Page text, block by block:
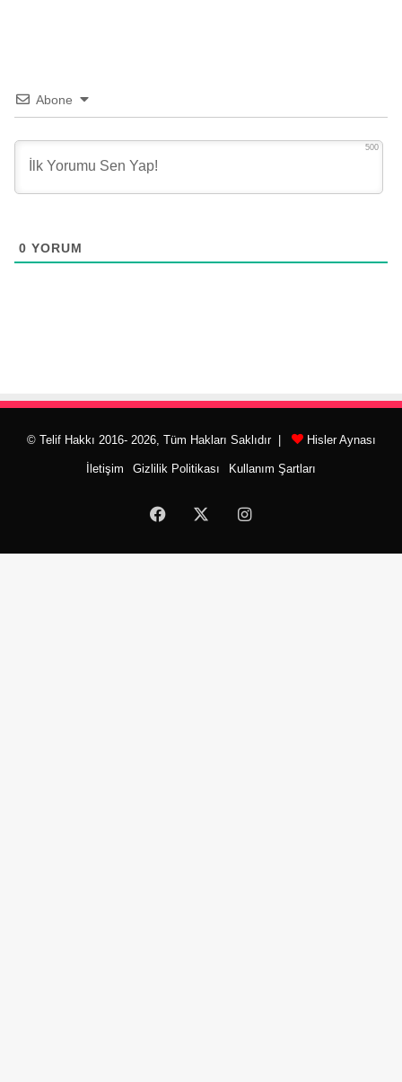
Abone
500
0 YORUM
© Telif Hakkı 2016- 2026, Tüm Hakları Saklıdır | Hisler Aynası
İletişim Gizlilik Politikası Kullanım Şartları
Facebook Instagram